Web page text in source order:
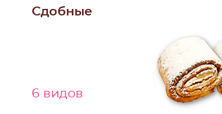
Сдобные
6 видов